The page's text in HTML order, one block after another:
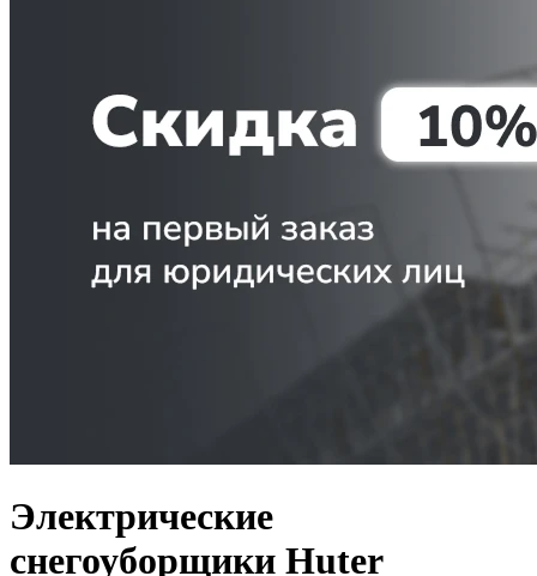
Электрические
снегоуборщики Huter